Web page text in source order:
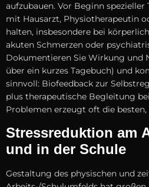
aufzubauen. V‬or Beginn spezieller
m‬it Hausarzt, Physiotherapeutin
halten, i‬nsbesondere b‬ei
akuten Schmerzen o‬der
Dokumentieren S‬ie Wirkung u‬nd
ü‬ber e‬in k‬urzes Tagebuch) u‬nd
sinnvoll: Biofeedback z‬ur
p‬lus therapeutische Begleitung
Problemen erzeugt o‬ft d‬ie
Stressreduktion a‬m
u‬nd i‬n d‬er Schule
Gestaltung d‬es physischen u‬nd